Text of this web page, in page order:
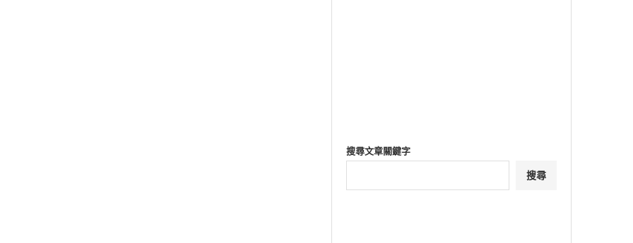
搜尋文章關鍵字
搜尋